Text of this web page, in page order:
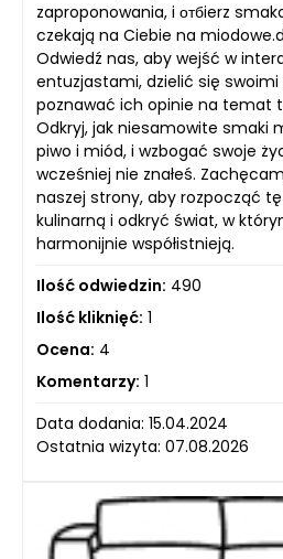
zaproponowania, i отбierz
czekają na Ciebie na
Odwiedź nas, aby wejść w
entuzjastami, dzielić się
poznawać ich opinie na temat
Odkryj, jak niesamowite smaki
piwo i miód, i wzbogać swoje
wcześniej nie znałeś.
naszej strony, aby rozpocząć
kulinarną i odkryć świat, w
harmonijnie współistnieją.
Ilość odwiedzin: 490
Ilość kliknięć: 1
Ocena: 4
Komentarzy: 1
Data dodania: 15.04.2024
Ostatnia wizyta: 07.08.2026